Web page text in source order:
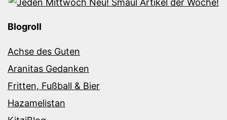
Blogroll
Achse des Guten
Aranitas Gedanken
Fritten, Fußball & Bier
Hazamelistan